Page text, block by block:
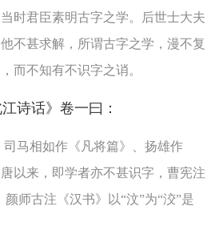
时君臣素明古字之学。后世士大夫
不甚求解，所谓古字之学，漫不复
而不知有不识字之诮。
诗话》卷一曰：
马相如作《凡将篇》、扬雄作
以来，即学者亦不甚识字，曹宪注
颜师古注《汉书》以“汶”为“洨”是